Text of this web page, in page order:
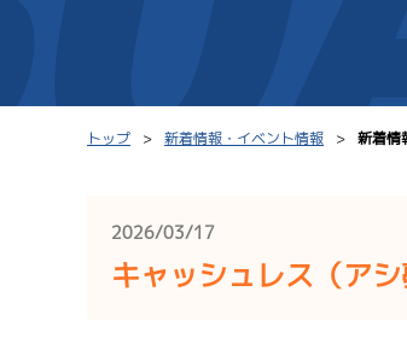
シリーズインデックス モ
トップ 新着情報・イベント情報 新着情
2026/03/17
キャッシュレス（ア